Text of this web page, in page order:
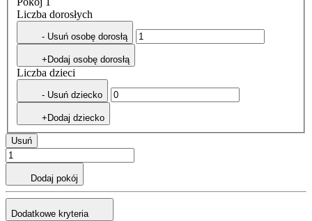
Liczba dorosłych
- Usuń osobę dorosłą
+Dodaj osobę dorosłą
Liczba dzieci
- Usuń dziecko
+Dodaj dziecko
Usuń
Dodaj pokój
Dodatkowe kryteria